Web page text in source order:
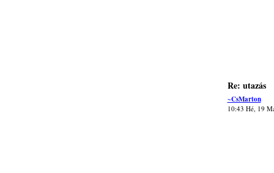
Re: utazás
~CsMarton
10:43 Hé, 19